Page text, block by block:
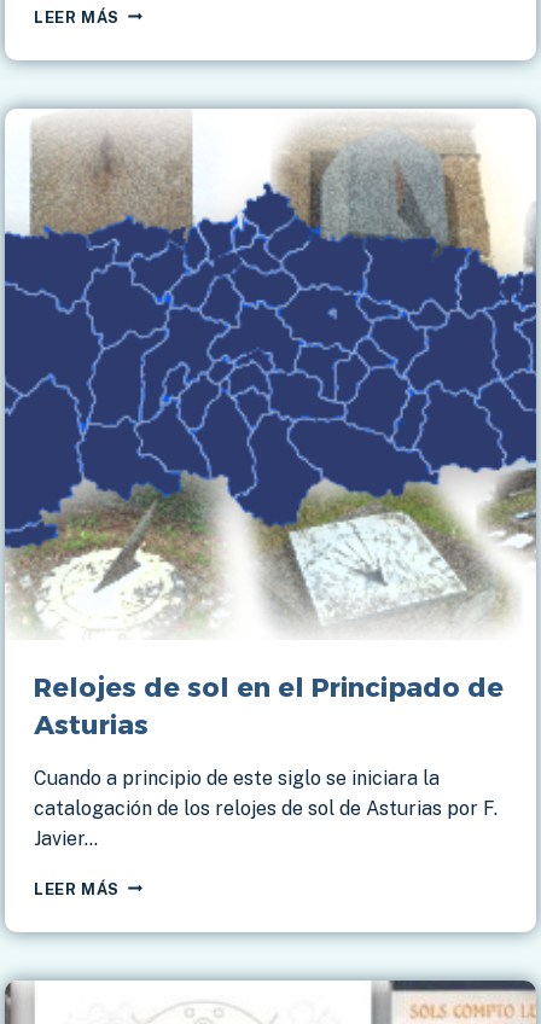
LEER MÁS RELOJES
SOL
CANTABRIA
Relojes de sol en el Principado de
Asturias
Cuando a principio de este siglo se iniciara la
catalogación de los relojes de sol de Asturias por F.
Javier…
LEER MÁS RELOJES
SOL
EL
PRINCIPADO